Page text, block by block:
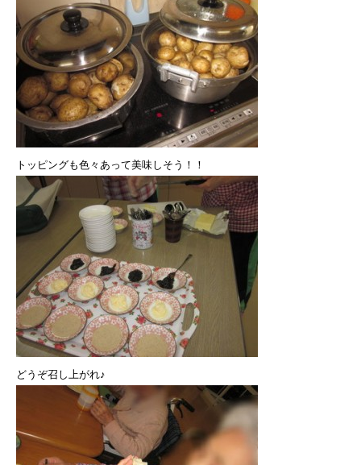
トッピングも色々あって美味しそう！！
どうぞ召し上がれ♪